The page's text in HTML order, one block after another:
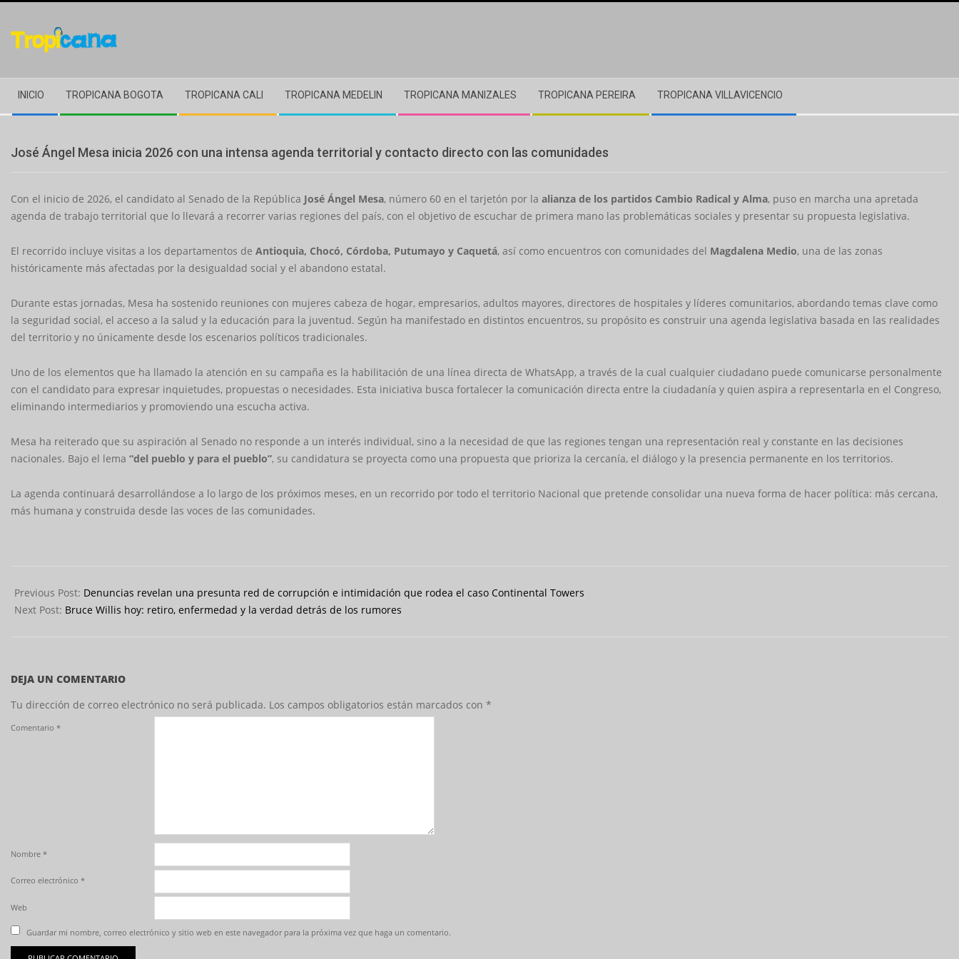
content
Navigation
Menu
INICIO TROPICANA BOGOTA TROPICANA CALI TROPICANA MEDELIN TROPICANA MANIZALES TROPICANA PEREIRA TROPICANA VILLAVICENCIO
José Ángel Mesa inicia 2026 con una intensa agenda territorial y contacto directo con las comunidades
Con el inicio de 2026, el candidato al Senado de la República José Ángel Mesa, número 60 en el tarjetón por la alianza de los partidos Cambio Radical y Alma, puso en marcha una apretada
agenda de trabajo territorial que lo llevará a recorrer varias regiones del país, con el objetivo de escuchar de primera mano las problemáticas sociales y presentar su propuesta legislativa.
El recorrido incluye visitas a los departamentos de Antioquia, Chocó, Córdoba, Putumayo y Caquetá, así como encuentros con comunidades del Magdalena Medio, una de las zonas
históricamente más afectadas por la desigualdad social y el abandono estatal.
Durante estas jornadas, Mesa ha sostenido reuniones con mujeres cabeza de hogar, empresarios, adultos mayores, directores de hospitales y líderes comunitarios, abordando temas clave como
la seguridad social, el acceso a la salud y la educación para la juventud. Según ha manifestado en distintos encuentros, su propósito es construir una agenda legislativa basada en las realidades
del territorio y no únicamente desde los escenarios políticos tradicionales.
Uno de los elementos que ha llamado la atención en su campaña es la habilitación de una línea directa de WhatsApp, a través de la cual cualquier ciudadano puede comunicarse personalmente
con el candidato para expresar inquietudes, propuestas o necesidades. Esta iniciativa busca fortalecer la comunicación directa entre la ciudadanía y quien aspira a representarla en el Congreso,
eliminando intermediarios y promoviendo una escucha activa.
Mesa ha reiterado que su aspiración al Senado no responde a un interés individual, sino a la necesidad de que las regiones tengan una representación real y constante en las decisiones
nacionales. Bajo el lema “del pueblo y para el pueblo”, su candidatura se proyecta como una propuesta que prioriza la cercanía, el diálogo y la presencia permanente en los territorios.
La agenda continuará desarrollándose a lo largo de los próximos meses, en un recorrido por todo el territorio Nacional que pretende consolidar una nueva forma de hacer política: más cercana,
más humana y construida desde las voces de las comunidades.
01-
08
Previous Post: Denuncias revelan una presunta red de corrupción e intimidación que rodea el caso Continental Towers
Next Post: Bruce Willis hoy: retiro, enfermedad y la verdad detrás de los rumores
DEJA UN COMENTARIO
Tu dirección de correo electrónico no será publicada. Los campos obligatorios están marcados con *
Comentario *
Nombre *
Correo electrónico *
Web
Guardar mi nombre, correo electrónico y sitio web en este navegador para la próxima vez que haga un comentario.